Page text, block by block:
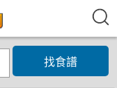
找食譜